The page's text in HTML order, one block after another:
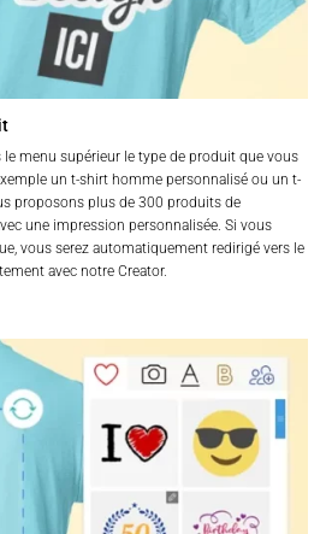
le menu supérieur le type de produit que vous
un t-shirt homme personnalisé ou un t-
proposons plus de 300 produits de
une impression personnalisée. Si vous
vous serez automatiquement redirigé vers le
avec notre Creator.